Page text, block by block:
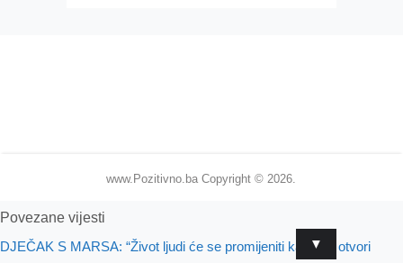
www.Pozitivno.ba Copyright © 2026.
▼
Povezane vijesti
DJEČAK S MARSA: “Život ljudi će se promijeniti kada se otvori